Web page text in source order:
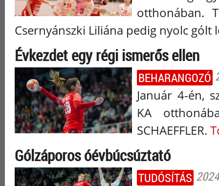
otthonában.
Csernyánszki Liliána pedig nyolc gólt
Évkezdet egy régi ismerős ellen
BEHARANGOZÓ
Január 4-én,
KA
SCHAEFFLER.
Gólzáporos óévbúcsúztató
TUDÓSÍTÁS